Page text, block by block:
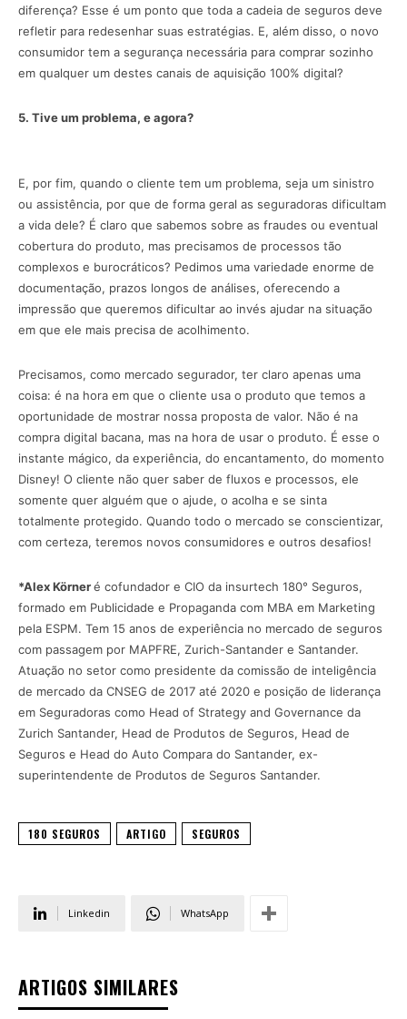
diferença? Esse é um ponto que toda a cadeia de seguros deve
refletir para redesenhar suas estratégias. E, além disso, o novo
consumidor tem a segurança necessária para comprar sozinho
em qualquer um destes canais de aquisição 100% digital?
5. Tive um problema, e agora?
E, por fim, quando o cliente tem um problema, seja um sinistro
ou assistência, por que de forma geral as seguradoras dificultam
a vida dele? É claro que sabemos sobre as fraudes ou eventual
cobertura do produto, mas precisamos de processos tão
complexos e burocráticos? Pedimos uma variedade enorme de
documentação, prazos longos de análises, oferecendo a
impressão que queremos dificultar ao invés ajudar na situação
em que ele mais precisa de acolhimento.
Precisamos, como mercado segurador, ter claro apenas uma
coisa: é na hora em que o cliente usa o produto que temos a
oportunidade de mostrar nossa proposta de valor. Não é na
compra digital bacana, mas na hora de usar o produto. É esse o
instante mágico, da experiência, do encantamento, do momento
Disney! O cliente não quer saber de fluxos e processos, ele
somente quer alguém que o ajude, o acolha e se sinta
totalmente protegido. Quando todo o mercado se conscientizar,
com certeza, teremos novos consumidores e outros desafios!
*Alex Körneré cofundador e CIO da insurtech 180° Seguros,
formado em Publicidade e Propaganda com MBA em Marketing
pela ESPM. Tem 15 anos de experiência no mercado de seguros
com passagem por MAPFRE, Zurich-Santander e Santander.
Atuação no setor como presidente da comissão de inteligência
de mercado da CNSEG de 2017 até 2020 e posição de liderança
em Seguradoras como Head of Strategy and Governance da
Zurich Santander, Head de Produtos de Seguros, Head de
Seguros e Head do Auto Compara do Santander, ex-
superintendente de Produtos de Seguros Santander.
180 SEGUROS ARTIGO SEGUROS
Linkedin WhatsApp
ARTIGOS SIMILARES